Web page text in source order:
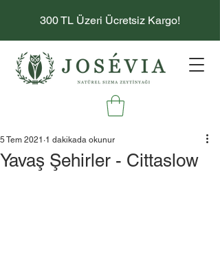
300 TL Üzeri Ücretsiz Kargo!
Yavaş Şehirler - Cittaslow
5 Tem 2021 1 dakikada okunur